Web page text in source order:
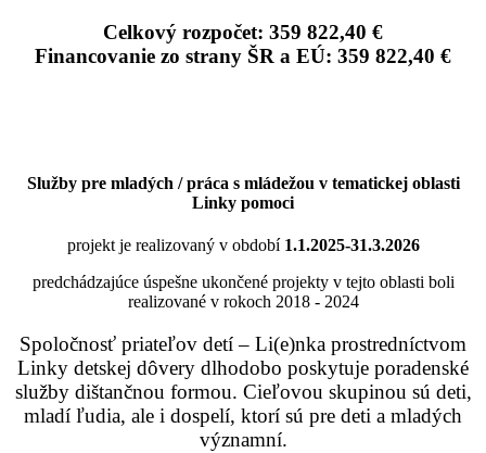
Celkový rozpočet: 359 822,40 €
Financovanie zo strany ŠR a EÚ: 359 822,40 €
Služby pre mladých / práca s mládežou v tematickej oblasti
Linky pomoci
projekt je realizovaný v období 1.1.2025-31.3.2026
predchádzajúce úspešne ukončené projekty v tejto oblasti boli
realizované v rokoch 2018 - 2024
Spoločnosť priateľov detí – Li(e)nka prostredníctvom
Linky detskej dôvery dlhodobo poskytuje poradenské
služby dištančnou formou. Cieľovou skupinou sú deti,
mladí ľudia, ale i dospelí, ktorí sú pre deti a mladých
významní.